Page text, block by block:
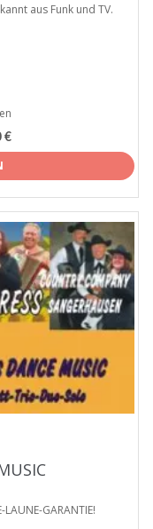
aus Funk und TV.
€
GARANTIE!